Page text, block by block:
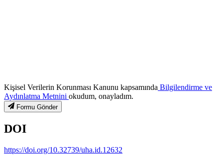
Kişisel Verilerin Korunması Kanunu kapsamında Bilgilendirme ve
Aydınlatma Metnini okudum, onayladım.
Formu Gönder
DOI
https://doi.org/10.32739/uha.id.12632